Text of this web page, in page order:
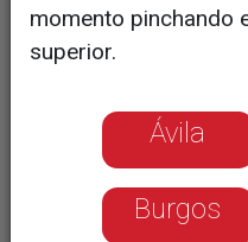
momento pinchando
superior.
Ávila
Burgos